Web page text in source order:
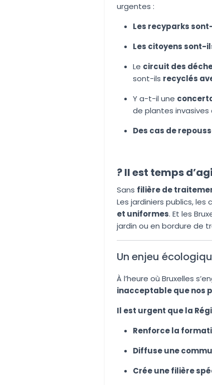
urgentes :
Les recyparks
Les citoyens sont-
Le circuit des
sont-ils recyclés
Y a-t-il une
de plantes
Des cas de
? Il est temps
Sans filière de
Les jardiniers publics,
et uniformes. Et les
jardin ou en bordure de
Un enjeu
À l’heure où Bruxelles
inacceptable que nos
Il est urgent que la
Renforce la
Diffuse une
Crée une filière